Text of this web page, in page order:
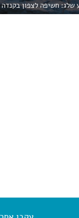
שלג: חשיפה לצפון בקנדה